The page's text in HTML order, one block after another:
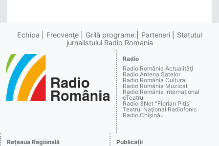
Echipa Frecvenţe Grilă programe Parteneri
Statutul
jurnalistului Radio Romania
Radio
Radio România Actualităţi
Radio Antena Satelor
Radio România Cultural
Radio România Muzical
Radio România Internaţional
eTeatru
Radio 3Net "Florian Pitiş"
Teatrul Naţional Radiofonic
Radio Chişinău
Reţeaua Regională
Publicaţii